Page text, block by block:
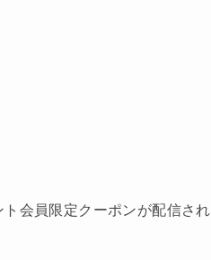
会員限定クーポンが配信され